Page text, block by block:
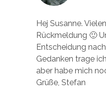
Hej Susanne.
Rückmeldung 🙂
Entscheidung
Gedanken trage
aber habe mich
Grüße, Stefan